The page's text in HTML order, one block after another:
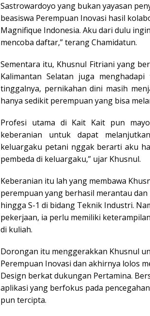
Sastrowardoyo yang bukan yayasan
beasiswa Perempuan Inovasi hasil
Magnifique Indonesia. Aku dari dulu
mencoba daftar,” terang Chamidatun.
Sementara itu, Khusnul Fitriani yang
Kalimantan Selatan juga
tinggalnya, pernikahan dini masih
hanya sedikit perempuan yang bisa
Profesi utama di Kait Kait pun
keberanian untuk dapat
keluargaku petani nggak berarti aku
pembeda di keluargaku,” ujar Khusnul.
Keberanian itu lah yang membawa
perempuan yang berhasil merantau
hingga S-1 di bidang Teknik Industri.
pekerjaan, ia perlu memiliki
di kuliah.
Dorongan itu menggerakkan Khusnul
Perempuan Inovasi dan akhirnya lolos
Design berkat dukungan Pertamina.
aplikasi yang berfokus pada
pun tercipta.